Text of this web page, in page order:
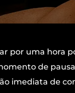
por uma hora
de
imediata de